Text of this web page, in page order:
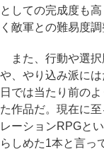
としての完成度も
く敵軍との難易度調
また、行動や選択
や、やり込み派に
日では当たり前の
た作品だ。現在に
レーションRPGと
らしめた1本と言っ